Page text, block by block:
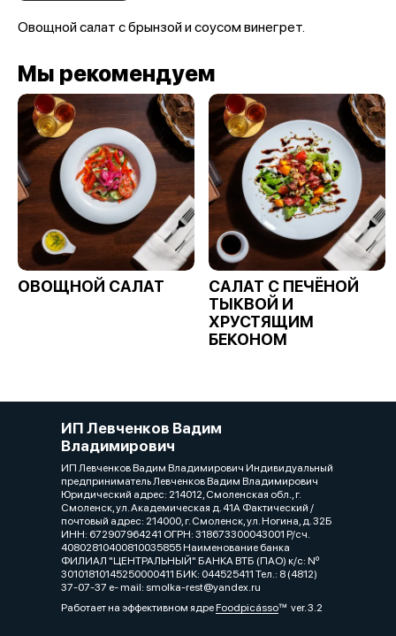
Овощной салат с брынзой и соусом винегрет.
Мы рекомендуем
ОВОЩНОЙ САЛАТ
САЛАТ С ПЕЧЁНОЙ
ТЫКВОЙ И
ХРУСТЯЩИМ
БЕКОНОМ
ИП Левченков Вадим
Владимирович
ИП Левченков Вадим Владимирович Индивидуальный
предприниматель Левченков Вадим Владимирович
Юридический адрес: 214012, Смоленская обл., г.
Смоленск, ул. Академическая д. 41А Фактический /
почтовый адрес: 214000, г. Смоленск, ул. Ногина, д. 32Б
ИНН: 672907964241 ОГРН: 318673300043001 Р/сч.
40802810400810035855 Наименование банка
ФИЛИАЛ "ЦЕНТРАЛЬНЫЙ" БАНКА ВТБ (ПАО) к/c: Nº
30101810145250000411 БИК: 044525411 Тел.: 8 (4812)
37-07-37 e- mail: smolka-rest@yandex.ru
Работает на эффективном ядреFoodpicássover. 3.2